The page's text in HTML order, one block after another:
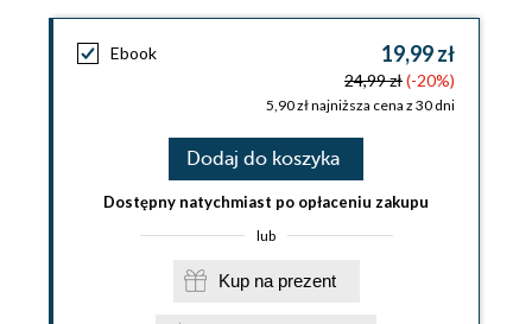
Ebook 19,99 zł
24,99 zł(-20%)
5,90 zł najniższa cena z 30 dni
Dodaj do koszyka
Dostępny natychmiast po opłaceniu zakupu
lub
Kup na prezent